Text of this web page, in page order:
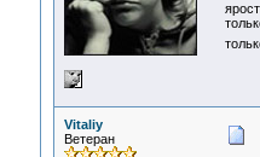
Vitaliy
Ветеран